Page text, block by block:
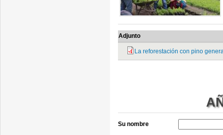
Adjunto
La reforestación con pino
Su nombre